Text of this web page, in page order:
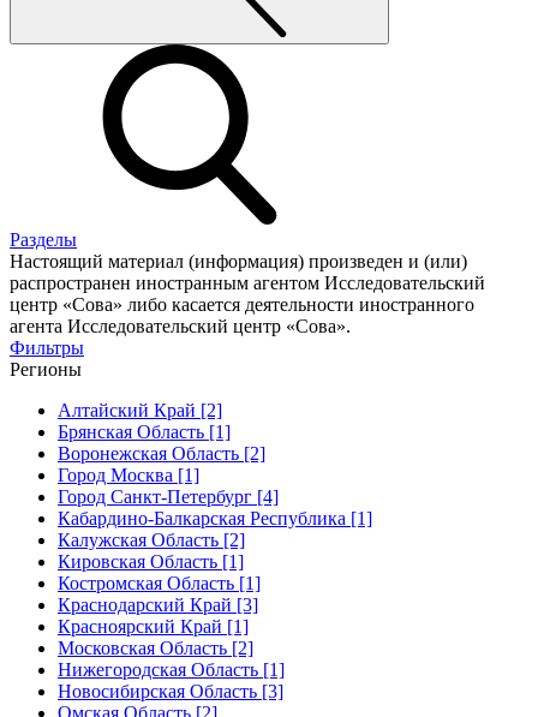
Разделы
Настоящий материал (информация) произведен и (или)
распространен иностранным агентом Исследовательский
центр «Сова» либо касается деятельности иностранного
агента Исследовательский центр «Сова».
Фильтры
Регионы
Алтайский Край [2]
Брянская Область [1]
Воронежская Область [2]
Город Москва [1]
Город Санкт-Петербург [4]
Кабардино-Балкарская Республика [1]
Калужская Область [2]
Кировская Область [1]
Костромская Область [1]
Краснодарский Край [3]
Красноярский Край [1]
Московская Область [2]
Нижегородская Область [1]
Новосибирская Область [3]
Омская Область [2]